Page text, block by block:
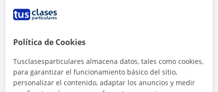
Tarifa
Política de Cookies
Tusclasesparticulares almacena datos, tales como cookies,
para garantizar el funcionamiento básico del sitio,
personalizar el contenido, adaptar los anuncios y medir